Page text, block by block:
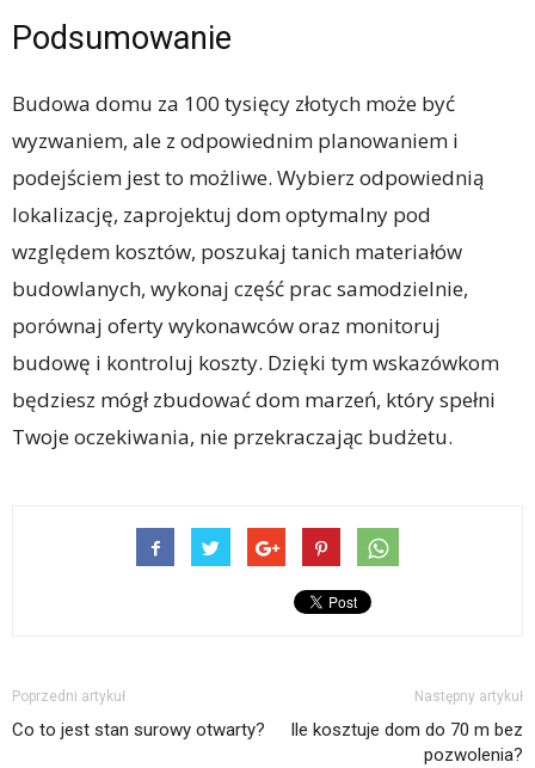
Podsumowanie
Budowa domu za 100 tysięcy złotych może być
wyzwaniem, ale z odpowiednim planowaniem i
podejściem jest to możliwe. Wybierz odpowiednią
lokalizację, zaprojektuj dom optymalny pod
względem kosztów, poszukaj tanich materiałów
budowlanych, wykonaj część prac samodzielnie,
porównaj oferty wykonawców oraz monitoruj
budowę i kontroluj koszty. Dzięki tym wskazówkom
będziesz mógł zbudować dom marzeń, który spełni
Twoje oczekiwania, nie przekraczając budżetu.
Poprzedni artykuł
Co to jest stan surowy otwarty?
Następny artykuł
Ile kosztuje dom do 70 m bez
pozwolenia?